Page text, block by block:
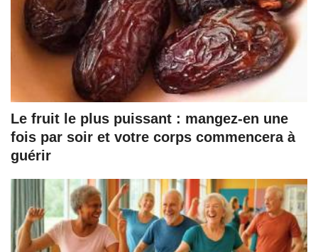
Le fruit le plus puissant : mangez-en une
fois par soir et votre corps commencera à
guérir